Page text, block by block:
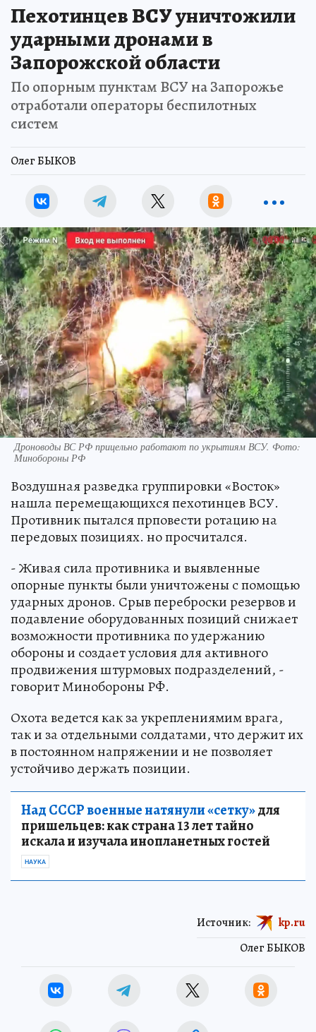
Пехотинцев ВСУ уничтожили
ударными дронами в
Запорожской области
По опорным пунктам ВСУ на Запорожье
отработали операторы беспилотных
систем
Олег БЫКОВ
Дроноводы ВС РФ прицельно работают по укрытиям ВСУ. Фото:
Минобороны РФ
Воздушная разведка группировки «Восток»
нашла перемещающихся пехотинцев ВСУ.
Противник пытался прповести ротацию на
передовых позициях. но просчитался.
- Живая сила противника и выявленные
опорные пункты были уничтожены с помощью
ударных дронов. Срыв переброски резервов и
подавление оборудованных позиций снижает
возможности противника по удержанию
обороны и создает условия для активного
продвижения штурмовых подразделений, -
говорит Минобороны РФ.
Охота ведется как за укреплениямим врага,
так и за отдельными солдатами, что держит их
в постоянном напряжении и не позволяет
устойчиво держать позиции.
Над СССР военные натянули «сетку»для
пришельцев: как страна 13 лет тайно
искала и изучала инопланетных гостей
НАУКА
Олег БЫКОВ
Источник: kp.ru